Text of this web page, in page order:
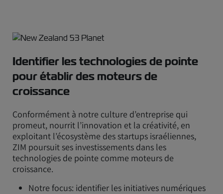
Identifier les technologies de pointe
pour établir des moteurs de
croissance
Conformément à notre culture d’entreprise qui
promeut, nourrit l’innovation et la créativité, en
exploitant l’écosystème des startups israéliennes,
ZIM poursuit ses investissements dans les
technologies de pointe comme moteurs de
croissance.
Notre focus: identifier les initiatives numériques